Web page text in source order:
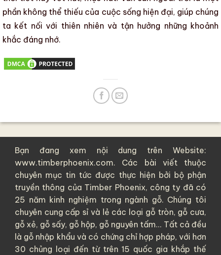
phần không thể thiếu của cuộc sống hiện đại, giúp chúng
ta kết nối với thiên nhiên và tận hưởng những khoảnh
khắc đáng nhớ.
Bạn đang xem nội dung trên Website:
www.timberphoenix.com. Các bài viết thuộc
chuyên mục tin tức được thực hiện bởi bộ phận
truyền thông của Timber Phoenix, công ty đã có
25 năm kinh nghiệm trong ngành gỗ. Chúng tôi
chuyên cung cấp sỉ và lẻ các loại gỗ tròn, gỗ cưa,
gỗ xẻ, gỗ sấy, gỗ hộp, gỗ nguyên tấm... Tất cả đều
là gỗ nhập khẩu và có chứng chỉ hợp pháp, với hơn
30 chủng loại đến từ trên 15 quốc gia khắp thế